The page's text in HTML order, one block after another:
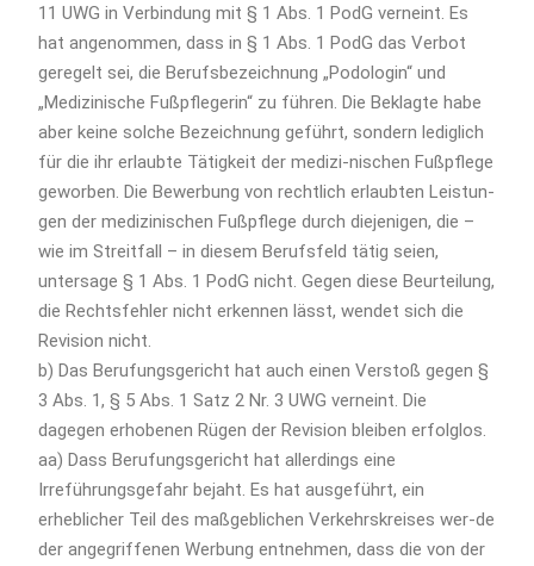
11 UWG in Verbindung mit § 1 Abs. 1 PodG verneint. Es
hat angenommen, dass in § 1 Abs. 1 PodG das Verbot
geregelt sei, die Berufsbezeichnung „Podologin“ und
„Medizinische Fußpflegerin“ zu führen. Die Beklagte habe
aber keine solche Bezeichnung geführt, sondern lediglich
für die ihr erlaubte Tätigkeit der medizi-nischen Fußpflege
geworben. Die Bewerbung von rechtlich erlaubten Leistun-
gen der medizinischen Fußpflege durch diejenigen, die –
wie im Streitfall – in diesem Berufsfeld tätig seien,
untersage § 1 Abs. 1 PodG nicht. Gegen diese Beurteilung,
die Rechtsfehler nicht erkennen lässt, wendet sich die
Revision nicht.
b) Das Berufungsgericht hat auch einen Verstoß gegen §
3 Abs. 1, § 5 Abs. 1 Satz 2 Nr. 3 UWG verneint. Die
dagegen erhobenen Rügen der Revision bleiben erfolglos.
aa) Dass Berufungsgericht hat allerdings eine
Irreführungsgefahr bejaht. Es hat ausgeführt, ein
erheblicher Teil des maßgeblichen Verkehrskreises wer-de
der angegriffenen Werbung entnehmen, dass die von der